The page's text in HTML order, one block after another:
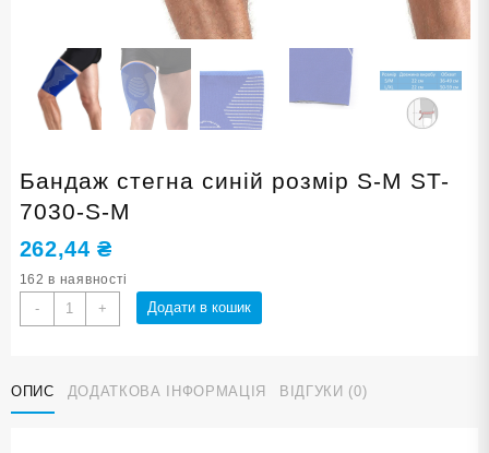
Бандаж стегна синій розмір S-M ST-
7030-S-M
262,44₴
162 в наявності
-
Бандаж
стегна
S-
M
+ Додати в кошик
ОПИС ДОДАТКОВА ІНФОРМАЦІЯ ВІДГУКИ (0)